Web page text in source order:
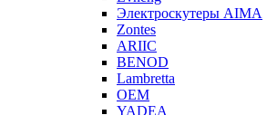
Электроскутеры AIMA
Zontes
ARIIC
BENOD
Lambretta
OEM
YADEA